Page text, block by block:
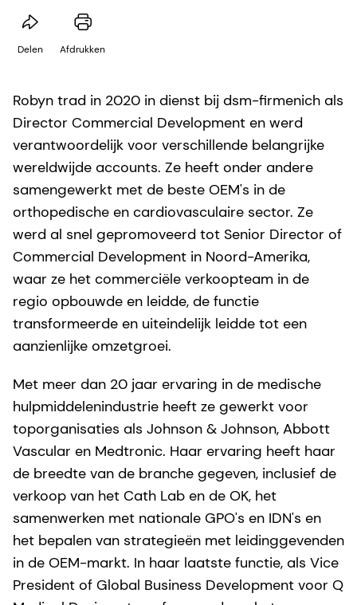
Delen Afdrukken
Robyn trad in 2020 in dienst bij dsm-ﬁrmenich als
Director Commercial Development en werd
verantwoordelijk voor verschillende belangrijke
wereldwijde accounts. Ze heeft onder andere
samengewerkt met de beste OEM's in de
orthopedische en cardiovasculaire sector. Ze
werd al snel gepromoveerd tot Senior Director of
Commercial Development in Noord-Amerika,
waar ze het commerciële verkoopteam in de
regio opbouwde en leidde, de functie
transformeerde en uiteindelijk leidde tot een
aanzienlijke omzetgroei.
Met meer dan 20 jaar ervaring in de medische
hulpmiddelenindustrie heeft ze gewerkt voor
toporganisaties als Johnson & Johnson, Abbott
Vascular en Medtronic. Haar ervaring heeft haar
de breedte van de branche gegeven, inclusief de
verkoop van het Cath Lab en de OK, het
samenwerken met nationale GPO's en IDN's en
het bepalen van strategieën met leidinggevenden
in de OEM-markt. In haar laatste functie, als Vice
President of Global Business Development voor Q